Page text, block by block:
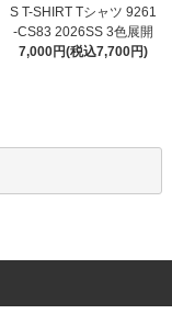
S T-SHIRT Tシャツ 9261
-CS83 2026SS 3色展開
7,000円(税込7,700円)